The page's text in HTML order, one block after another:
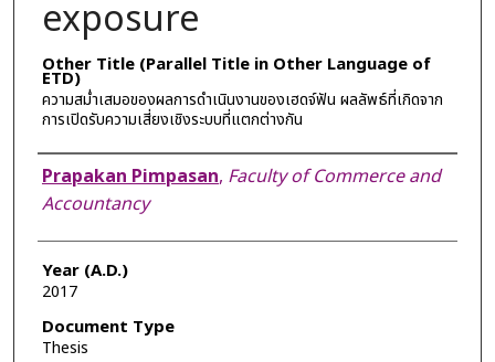
exposure
Other Title (Parallel Title in Other Language of
ETD)
ความสม่ำเสมอของผลการดำเนินงานของเฮดจ์ฟัน ผลลัพธ์ที่เกิดจาก
การเปิดรับความเสี่ยงเชิงระบบที่แตกต่างกัน
Author
Prapakan Pimpasan, Faculty of Commerce and
Accountancy
Year (A.D.)
2017
Document Type
Thesis